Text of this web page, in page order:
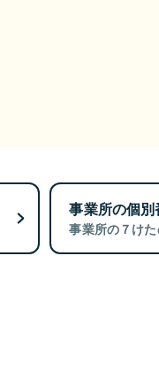
事業所の個
事業所の７け